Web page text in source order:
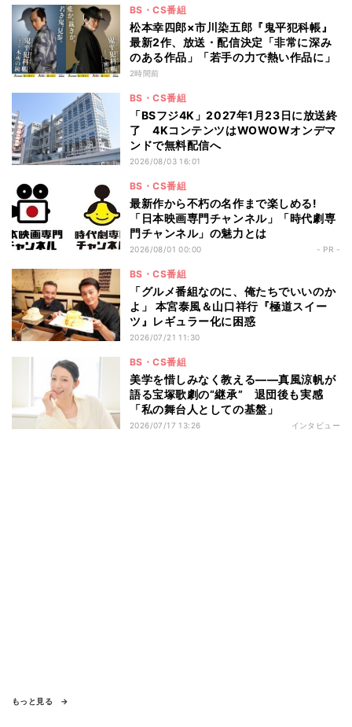
BS・CS番組
松本幸四郎×市川染五郎『鬼平犯科帳』
最新2作、放送・配信決定「非常に深み
のある作品」「若手の力で熱い作品に」
2時間前
BS・CS番組
「BSフジ4K」2027年1月23日に放送終
了 4KコンテンツはWOWOWオンデマ
ンドで無料配信へ
2026/08/03 16:01
BS・CS番組
最新作から不朽の名作まで楽しめる!
「日本映画専門チャンネル」「時代劇専
門チャンネル」の魅力とは
2026/08/01 00:00 - PR -
BS・CS番組
「グルメ番組なのに、俺たちでいいのか
よ」 本宮泰風＆山口祥行『極道スイー
ツ』レギュラー化に困惑
2026/07/21 11:30
BS・CS番組
美学を惜しみなく教える――真風涼帆が
語る宝塚歌劇の“継承” 退団後も実感
「私の舞台人としての基盤」
2026/07/17 13:26 インタビュー
もっと見る